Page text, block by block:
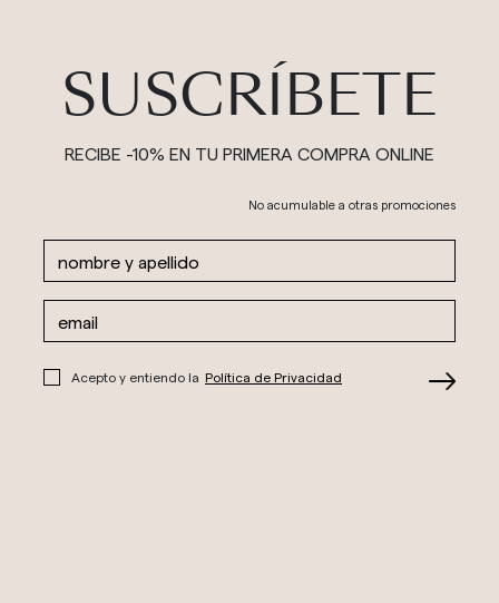
SUSCRÍBETE
RECIBE -10% EN TU PRIMERA COMPRA ONLINE
No acumulable a otras promociones
Acepto y entiendo la Política de Privacidad